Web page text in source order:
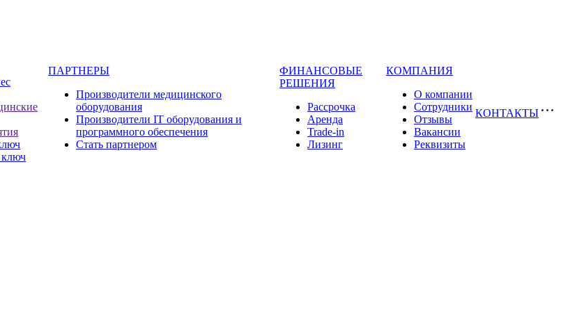
ПАРТНЕРЫ
Производители медицинского
оборудования
Производители IT оборудования и
программного обеспечения
Стать партнером
ФИНАНСОВЫЕ
РЕШЕНИЯ
Рассрочка
Аренда
Trade-in
Лизинг
КОМПАНИЯ
О компании
Сотрудники
Отзывы
Вакансии
Реквизиты
КОНТАКТЫ